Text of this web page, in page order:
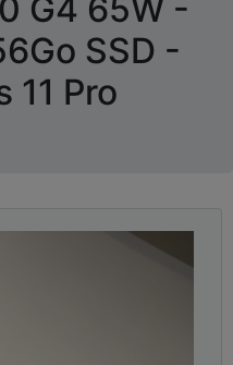
G4 65W -
SSD -
11 Pro